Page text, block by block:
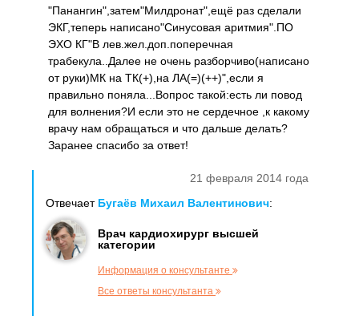
"Панангин",затем"Милдронат",ещё раз сделали
ЭКГ,теперь написано"Синусовая аритмия".ПО
ЭХО КГ"В лев.жел.доп.поперечная
трабекула..Далее не очень разборчиво(написано
от руки)МК на ТК(+),на ЛА(=)(++)",если я
правильно поняла...Вопрос такой:есть ли повод
для волнения?И если это не сердечное ,к какому
врачу нам обращаться и что дальше делать?
Заранее спасибо за ответ!
21 февраля 2014 года
Отвечает Бугаёв Михаил Валентинович:
Врач кардиохирург высшей
категории
Информация о консультанте
Все ответы консультанта